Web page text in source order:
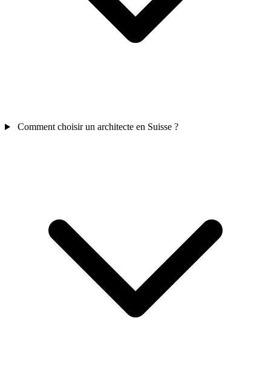
Comment choisir un architecte en Suisse ?